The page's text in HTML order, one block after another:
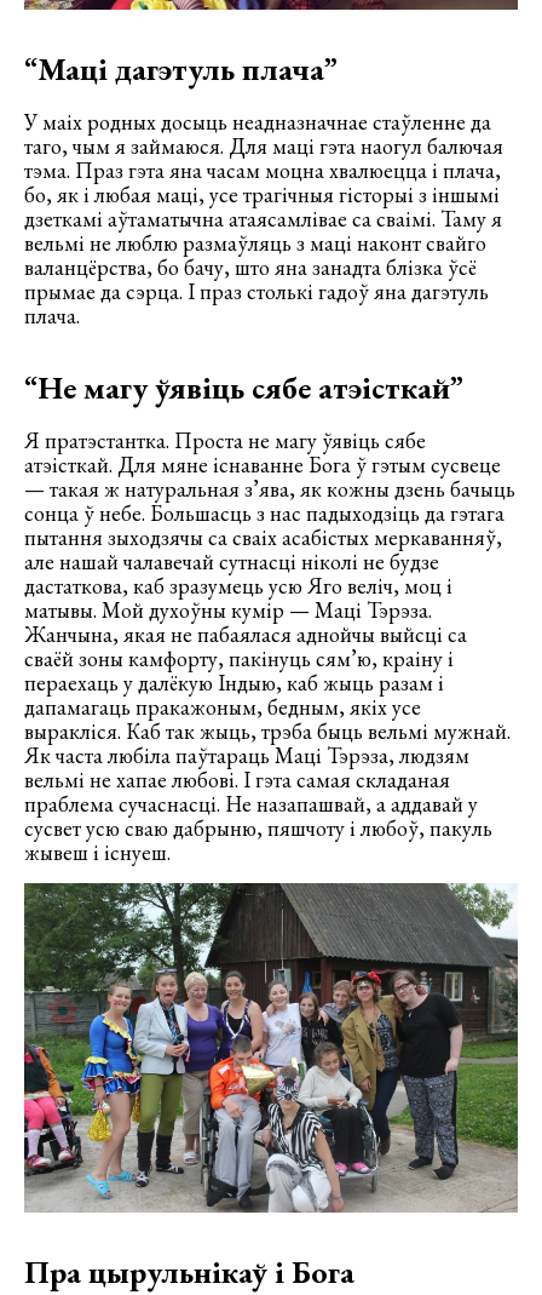
“Маці дагэтуль плача”
У маіх родных досыць неадназначнае стаўленне да
таго, чым я займаюся. Для маці гэта наогул балючая
тэма. Праз гэта яна часам моцна хвалюецца і плача,
бо, як і любая маці, усе трагічныя гісторыі з іншымі
дзеткамі аўтаматычна атаясамлівае са сваімі. Таму я
вельмі не люблю размаўляць з маці наконт свайго
валанцёрства, бо бачу, што яна занадта блізка ўсё
прымае да сэрца. І праз столькі гадоў яна дагэтуль
плача.
“Не магу ўявіць сябе атэісткай”
Я пратэстантка. Проста не магу ўявіць сябе
атэісткай. Для мяне існаванне Бога ў гэтым сусвеце
— такая ж натуральная з’ява, як кожны дзень бачыць
сонца ў небе. Большасць з нас падыходзіць да гэтага
пытання зыходзячы са сваіх асабістых меркаванняў,
але нашай чалавечай сутнасці ніколі не будзе
дастаткова, каб зразумець усю Яго веліч, моц і
матывы. Мой духоўны кумір — Маці Тэрэза.
Жанчына, якая не пабаялася аднойчы выйсці са
сваёй зоны камфорту, пакінуць сям’ю, краіну і
пераехаць у далёкую Індыю, каб жыць разам і
дапамагаць пракажоным, бедным, якіх усе
выракліся. Каб так жыць, трэба быць вельмі мужнай.
Як часта любіла паўтараць Маці Тэрэза, людзям
вельмі не хапае любові. І гэта самая складаная
праблема сучаснасці. Не назапашвай, а аддавай у
сусвет усю сваю дабрыню, пяшчоту і любоў, пакуль
жывеш і існуеш.
Пра цырульнікаў і Бога